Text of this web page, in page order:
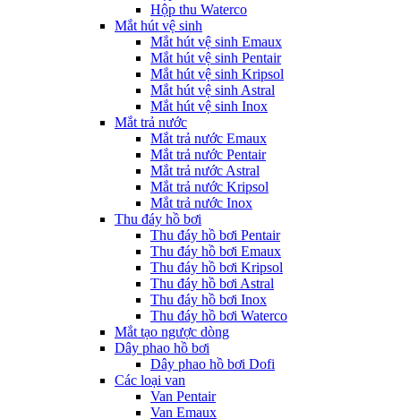
Hộp thu Waterco
Mắt hút vệ sinh
Mắt hút vệ sinh Emaux
Mắt hút vệ sinh Pentair
Mắt hút vệ sinh Kripsol
Mắt hút vệ sinh Astral
Mắt hút vệ sinh Inox
Mắt trả nước
Mắt trả nước Emaux
Mắt trả nước Pentair
Mắt trả nước Astral
Mắt trả nước Kripsol
Mắt trả nước Inox
Thu đáy hồ bơi
Thu đáy hồ bơi Pentair
Thu đáy hồ bơi Emaux
Thu đáy hồ bơi Kripsol
Thu đáy hồ bơi Astral
Thu đáy hồ bơi Inox
Thu đáy hồ bơi Waterco
Mắt tạo ngược dòng
Dây phao hồ bơi
Dây phao hồ bơi Dofi
Các loại van
Van Pentair
Van Emaux